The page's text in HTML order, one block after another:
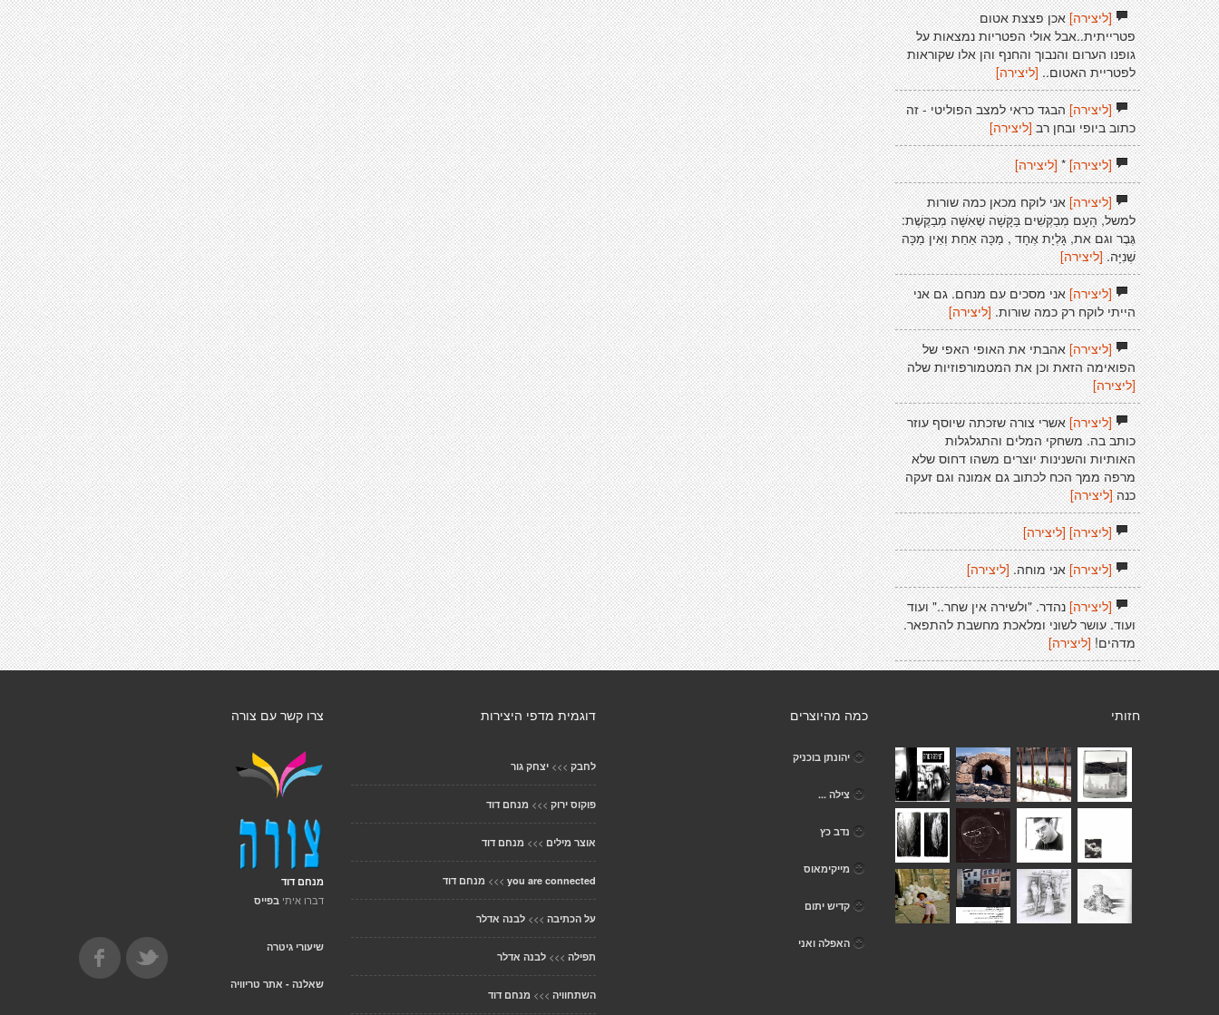
[ליצירה]אכן פצצת אטום
פטרייתית..אבל אולי הפטריות נמצאות על
גופנו הערום והנבוך והחנף והן אלו שקוראות
לפטריית האטום..[ליצירה]
[ליצירה]הבגד כראי למצב הפוליטי - זה
כתוב ביופי ובחן רב [ליצירה]
[ליצירה]* [ליצירה]
[ליצירה]אני לוקח מכאן כמה שורות
למשל, הָעָם מְבַקְּשִׁים בַּקָּשָׁה שֶׁאִשָּׁה מְבַקֶּשֶׁת:
גֶּבֶר וגם את, גָּלְיָת אֶחָד , מַכָּה אַחַת וְאֵין מַכָּה
שְׁנִיָּה.[ליצירה]
[ליצירה]אני מסכים עם מנחם. גם אני
הייתי לוקח רק כמה שורות.[ליצירה]
[ליצירה]אהבתי את האופי האפי של
הפואימה הזאת וכן את המטמורפוזיות שלה
[ליצירה]
[ליצירה]אשרי צורה שזכתה שיוסף עוזר
כותב בה. משחקי המלים והתגלגלות
האותיות והשנינות יוצרים משהו דחוס שלא
מרפה ממך הכח לכתוב גם אמונה וגם זעקה
כנה [ליצירה]
[ליצירה] [ליצירה]
[ליצירה]אני מוחה. [ליצירה]
[ליצירה]נהדר. "ולשירה אין שחר.." ועוד
ועוד. עושר לשוני ומלאכת מחשבת להתפאר.
מדהים! [ליצירה]
צרו קשר עם צורה
מנחם דוד
דברו איתי בפייס
שיעורי גיטרה
שאלנה - אתר טריוויה
דוגמית מדפי היצירות
לחבק >>> יצחק גור
פוקוס ירוק >>> מנחם דוד
אוצר מילים >>> מנחם דוד
you are connected
>>> מנחם דוד
על הכתיבה >>> לבנה אדלר
תפילה >>> לבנה אדלר
השתחוויה >>> מנחם דוד
כמה מהיוצרים
יהונתן בוכניק
צילה ...
נדב כץ
מייקימאוס
קדיש יתום
האפלה ואני
חזותי